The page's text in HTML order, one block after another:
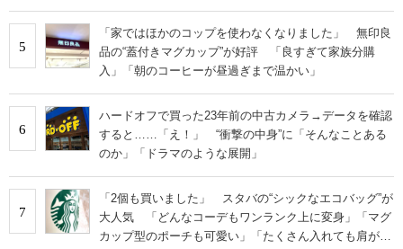
5
「家ではほかのコップを使わなくなりました」 無印良
品の“蓋付きマグカップ”が好評 「良すぎて家族分購
入」「朝のコーヒーが昼過ぎまで温かい」
6
ハードオフで買った23年前の中古カメラ→データを確認
すると……「え！」 “衝撃の中身”に「そんなことある
のか」「ドラマのような展開」
7
「2個も買いました」 スタバの“シックなエコバッグ”が
大人気 「どんなコーデもワンランク上に変身」「マグ
カップ型のポーチも可愛い」「たくさん入れても肩が痛